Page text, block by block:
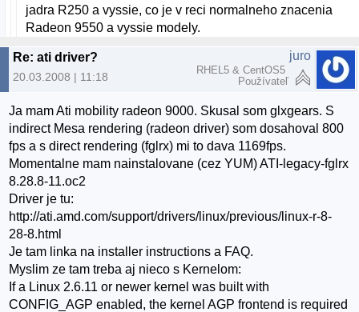
jadra R250 a vyssie, co je v reci normalneho znacenia
Radeon 9550 a vyssie modely.
Re: ati driver?
20.03.2008 | 11:18
juro
RHEL5 & CentOS5
Používateľ
Ja mam Ati mobility radeon 9000. Skusal som glxgears. S
indirect Mesa rendering (radeon driver) som dosahoval 800
fps a s direct rendering (fglrx) mi to dava 1169fps.
Momentalne mam nainstalovane (cez YUM) ATI-legacy-fglrx
8.28.8-11.oc2
Driver je tu:
http://ati.amd.com/support/drivers/linux/previous/linux-r-8-
28-8.html
Je tam linka na installer instructions a FAQ.
Myslim ze tam treba aj nieco s Kernelom:
If a Linux 2.6.11 or newer kernel was built with
CONFIG_AGP enabled, the kernel AGP frontend is required